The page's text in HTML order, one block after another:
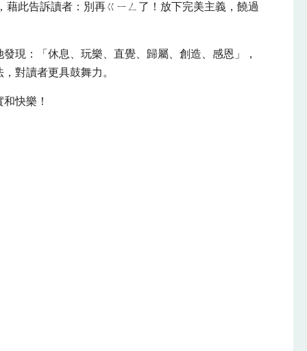
此告訴讀者：別再ㄍㄧㄥ了！放下完美主義，饒過
現：「休息、玩樂、直覺、歸屬、創造、感恩」，
對讀者更具鼓舞力。
快樂！